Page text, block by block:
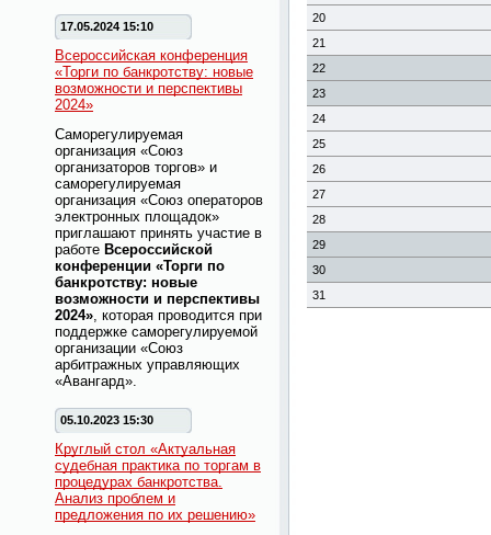
17.05.2024 15:10
Всероссийская конференция
«Торги по банкротству: новые
возможности и перспективы
2024»
Саморегулируемая
организация «Союз
организаторов торгов» и
саморегулируемая
организация «Союз операторов
электронных площадок»
приглашают принять участие в
работе Всероссийской
конференции «Торги по
банкротству: новые
возможности и перспективы
2024», которая проводится при
поддержке саморегулируемой
организации «Союз
арбитражных управляющих
«Авангард».
05.10.2023 15:30
Круглый стол «Актуальная
судебная практика по торгам в
процедурах банкротства.
Анализ проблем и
предложения по их решению»
20
21
22
23
24
25
26
27
28
29
30
31